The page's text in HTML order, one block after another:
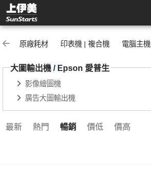
Epson 愛普生 | 上伊美辦公用品網
原廠耗材 印表機 | 複合機 電腦主機
大圖輸出機 / Epson 愛普生
影像繪圖機
廣告大圖輸出機
最新 熱門 暢銷 價低 價高